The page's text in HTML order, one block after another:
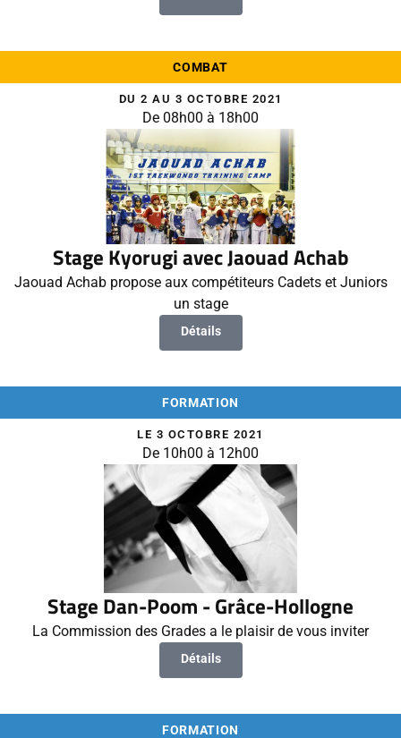
COMBAT
DU 2 AU 3 OCTOBRE 2021
De 08h00 à 18h00
Stage Kyorugi avec Jaouad Achab
Jaouad Achab propose aux compétiteurs Cadets et Juniors
un stage
Détails
FORMATION
LE 3 OCTOBRE 2021
De 10h00 à 12h00
Stage Dan-Poom - Grâce-Hollogne
La Commission des Grades a le plaisir de vous inviter
Détails
FORMATION